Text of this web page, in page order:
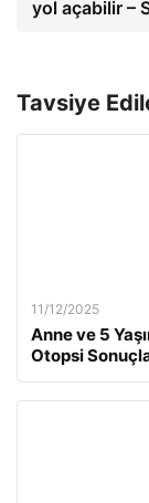
yol açabilir –
Tavsiye
11/12/2025
Anne ve 5
Otopsi